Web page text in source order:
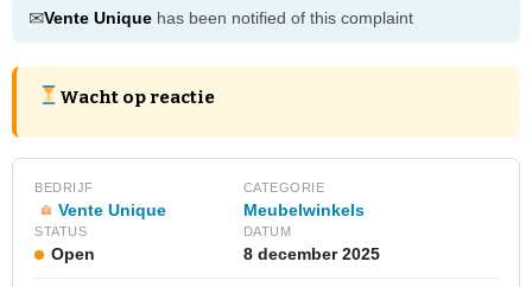
✉Vente Unique has been notified of this complaint
Wacht op reactie
BEDRIJF
Vente Unique
CATEGORIE
Meubelwinkels
STATUS
Open
DATUM
8 december 2025